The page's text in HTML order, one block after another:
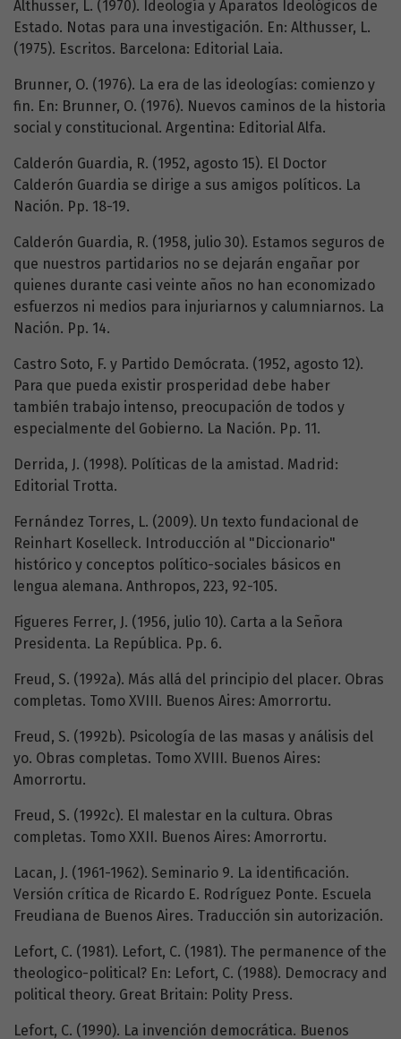
Althusser, L. (1970). Ideología y Aparatos Ideológicos de
Estado. Notas para una investigación. En: Althusser, L.
(1975). Escritos. Barcelona: Editorial Laia.
Brunner, O. (1976). La era de las ideologías: comienzo y
fin. En: Brunner, O. (1976). Nuevos caminos de la historia
social y constitucional. Argentina: Editorial Alfa.
Calderón Guardia, R. (1952, agosto 15). El Doctor
Calderón Guardia se dirige a sus amigos políticos. La
Nación. Pp. 18-19.
Calderón Guardia, R. (1958, julio 30). Estamos seguros de
que nuestros partidarios no se dejarán engañar por
quienes durante casi veinte años no han economizado
esfuerzos ni medios para injuriarnos y calumniarnos. La
Nación. Pp. 14.
Castro Soto, F. y Partido Demócrata. (1952, agosto 12).
Para que pueda existir prosperidad debe haber
también trabajo intenso, preocupación de todos y
especialmente del Gobierno. La Nación. Pp. 11.
Derrida, J. (1998). Políticas de la amistad. Madrid:
Editorial Trotta.
Fernández Torres, L. (2009). Un texto fundacional de
Reinhart Koselleck. Introducción al "Diccionario"
histórico y conceptos político-sociales básicos en
lengua alemana. Anthropos, 223, 92-105.
Figueres Ferrer, J. (1956, julio 10). Carta a la Señora
Presidenta. La República. Pp. 6.
Freud, S. (1992a). Más allá del principio del placer. Obras
completas. Tomo XVIII. Buenos Aires: Amorrortu.
Freud, S. (1992b). Psicología de las masas y análisis del
yo. Obras completas. Tomo XVIII. Buenos Aires:
Amorrortu.
Freud, S. (1992c). El malestar en la cultura. Obras
completas. Tomo XXII. Buenos Aires: Amorrortu.
Lacan, J. (1961-1962). Seminario 9. La identificación.
Versión crítica de Ricardo E. Rodríguez Ponte. Escuela
Freudiana de Buenos Aires. Traducción sin autorización.
Lefort, C. (1981). Lefort, C. (1981). The permanence of the
theologico-political? En: Lefort, C. (1988). Democracy and
political theory. Great Britain: Polity Press.
Lefort, C. (1990). La invención democrática. Buenos